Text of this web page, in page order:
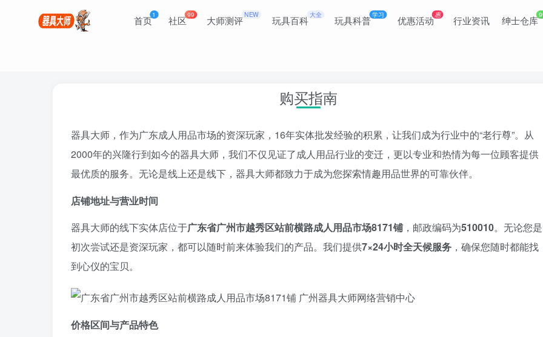
首页1 社区99 大师测评NEW 玩具百科 大全 玩具科普学习 优惠活动惠 行业资讯 绅士仓库
购买指南
器具大师，作为广东成人用品市场的资深玩家，16年实体批发经验的积累，让我们成为行业中的“老行尊”。从
2000年的兴隆行到如今的器具大师，我们不仅见证了成人用品行业的变迁，更以专业和热情为每一位顾客提供
最优质的服务。无论是线上还是线下，器具大师都致力于成为您探索情趣用品世界的可靠伙伴。
店铺地址与营业时间
器具大师的线下实体店位于广东省广州市越秀区站前横路成人用品市场8171铺，邮政编码为510010。无论您是
初次尝试还是资深玩家，都可以随时前来体验我们的产品。我们提供7×24小时全天候服务 ，确保您随时都能找
到心仪的宝贝。
价格区间与产品特色